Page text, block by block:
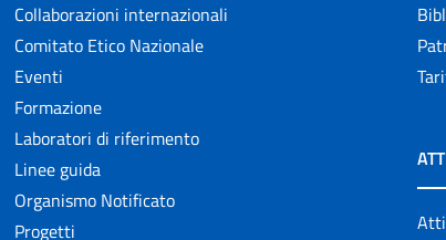
Collaborazioni internazionali
Comitato Etico Nazionale
Eventi
Formazione
Laboratori di riferimento
Linee guida
Organismo Notificato
Progetti